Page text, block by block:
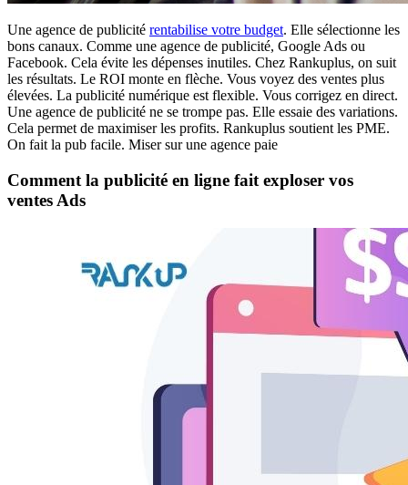
Une agence de publicité rentabilise votre budget. Elle sélectionne les
bons canaux. Comme une agence de publicité, Google Ads ou
Facebook. Cela évite les dépenses inutiles. Chez Rankuplus, on suit
les résultats. Le ROI monte en flèche. Vous voyez des ventes plus
élevées. La publicité numérique est flexible. Vous corrigez en direct.
Une agence de publicité ne se trompe pas. Elle essaie des variations.
Cela permet de maximiser les profits. Rankuplus soutient les PME.
On fait la pub facile. Miser sur une agence paie
Comment la publicité en ligne fait exploser vos
ventes Ads